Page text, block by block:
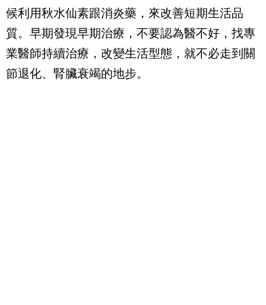
候利用秋水仙素跟消炎藥，來改善短期生活品
質。早期發現早期治療，不要認為醫不好，找專
業醫師持續治療，改變生活型態，就不必走到關
節退化、腎臟衰竭的地步。